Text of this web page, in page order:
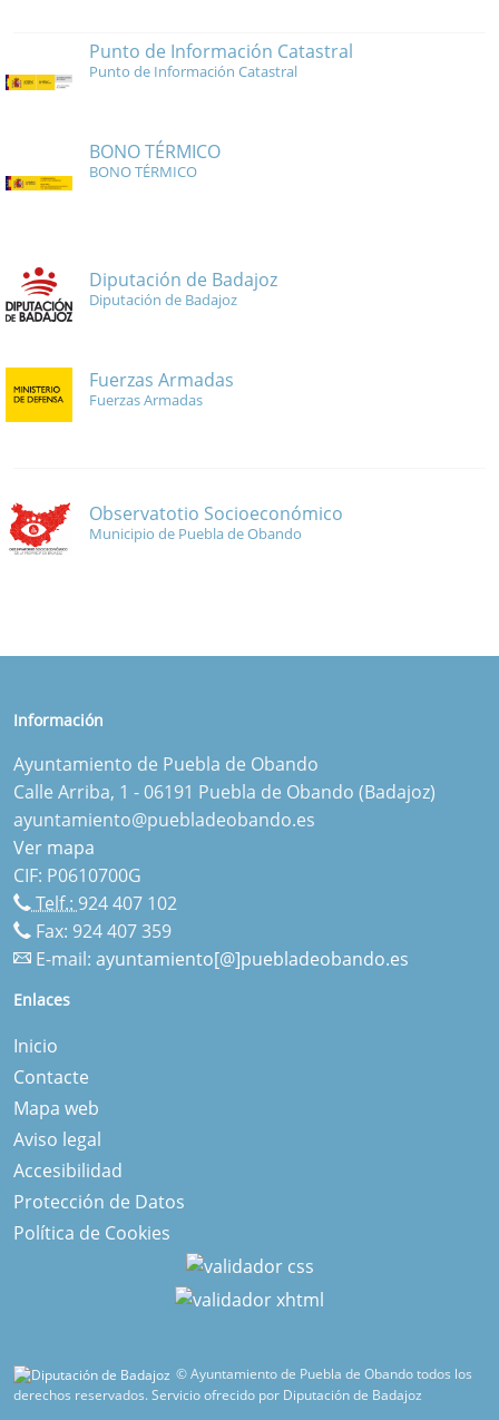
Punto de Información Catastral
Punto de Información Catastral
BONO TÉRMICO
BONO TÉRMICO
Diputación de Badajoz
Diputación de Badajoz
Fuerzas Armadas
Fuerzas Armadas
Observatotio Socioeconómico
Municipio de Puebla de Obando
Información
Ayuntamiento de Puebla de Obando
Calle Arriba, 1 - 06191 Puebla de Obando (Badajoz)
ayuntamiento@puebladeobando.es
Ver mapa
CIF: P0610700G
Telf.:924 407 102
Fax: 924 407 359
E-mail: ayuntamiento[@]puebladeobando.es
Enlaces
Inicio
Contacte
Mapa web
Aviso legal
Accesibilidad
Protección de Datos
Política de Cookies
© Ayuntamiento de Puebla de Obando todos los
derechos reservados.Servicio ofrecido por Diputación de Badajoz